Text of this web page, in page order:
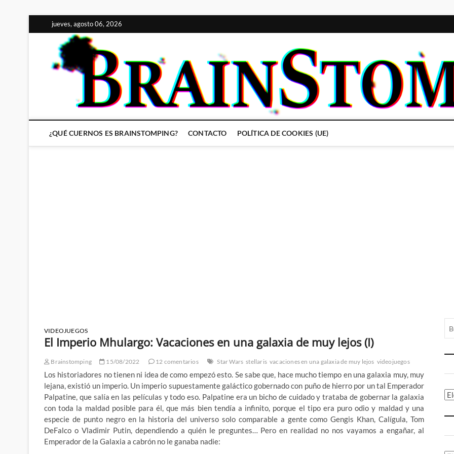
al
contenido
jueves, agosto 06, 2026
¿QUÉ CUERNOS ES BRAINSTOMPING? CONTACTO POLÍTICA DE COOKIES (UE)
VIDEOJUEGOS
El Imperio Mhulargo: Vacaciones en una galaxia de muy lejos (I)
Brainstomping 15/08/2022 12 comentarios Star Wars stellaris vacaciones en una galaxia de muy lejos videojuegos
Los historiadores no tienen ni idea de como empezó esto. Se sabe que, hace mucho tiempo en una galaxia muy, muy
lejana, existió un imperio. Un imperio supuestamente galáctico gobernado con puño de hierro por un tal Emperador
Palpatine, que salía en las películas y todo eso. Palpatine era un bicho de cuidado y trataba de gobernar la galaxia
con toda la maldad posible para él, que más bien tendía a infinito, porque el tipo era puro odio y maldad y una
especie de punto negro en la historia del universo solo comparable a gente como Gengis Khan, Calígula, Tom
DeFalco o Vladimir Putin, dependiendo a quién le preguntes… Pero en realidad no nos vayamos a engañar, al
Emperador de la Galaxia a cabrón no le ganaba nadie: